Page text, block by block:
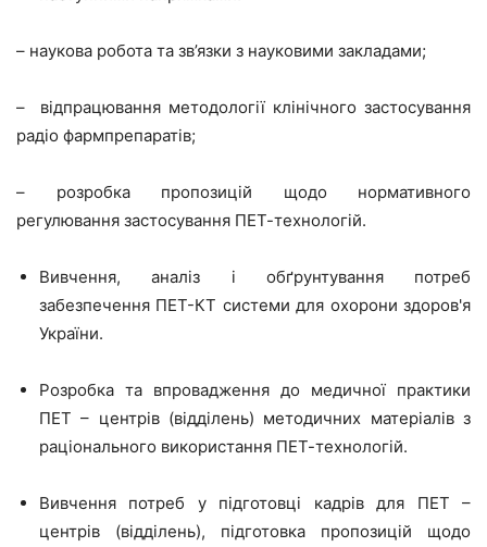
– наукова робота та зв’язки з науковими закладами;
– відпрацювання методології клінічного застосування
радіо фармпрепаратів;
– розробка пропозицій щодо нормативного
регулювання застосування ПЕТ-технологій.
Вивчення, аналіз і обґрунтування потреб
забезпечення ПЕТ-КТ системи для охорони здоров'я
України.
Розробка та впровадження до медичної практики
ПЕТ – центрів (відділень) методичних матеріалів з
раціонального використання ПЕТ-технологій.
Вивчення потреб у підготовці кадрів для ПЕТ –
центрів (відділень), підготовка пропозицій щодо